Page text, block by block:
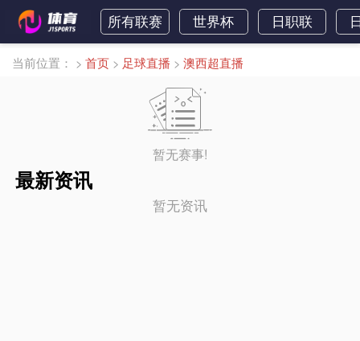
所有联赛 世界杯 日职联
当前位置： > 首页 > 足球直播 > 澳西超直播
暂无赛事!
最新资讯
暂无资讯